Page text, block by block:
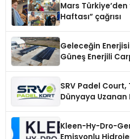
Mars
Haftası” çağrısı
Geleceğin
Güneş Enerjili
SRV Padel Court,
Dünyaya Uzanan
Kleen-Hy-Dro-
Emisyonlu